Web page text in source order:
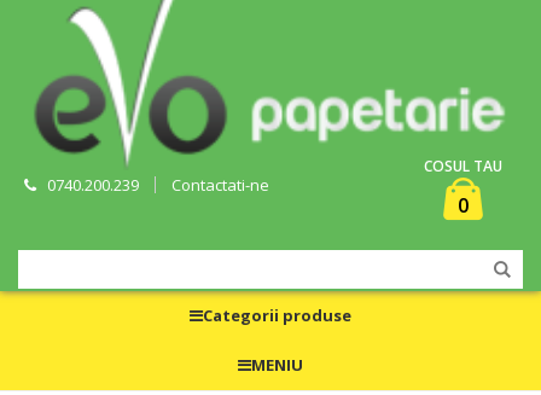
0740.200.239 Contactati-ne
COSUL TAU
0
Categorii produse
MENIU